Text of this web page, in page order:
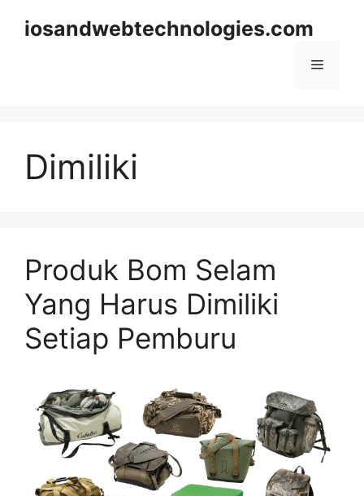
iosandwebtechnologies.com
Menu
Dimiliki
Produk Bom Selam
Yang Harus Dimiliki
Setiap Pemburu